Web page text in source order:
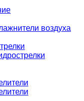
воздуха